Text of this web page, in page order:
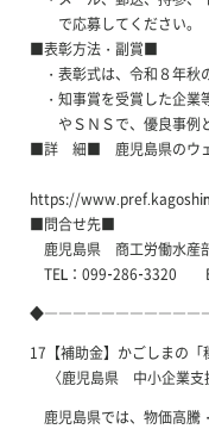
で応募してください。
■表彰方法・副賞■
・表彰式は、令和８年秋
・知事賞を受賞した企業
やＳＮＳで、優良事例と
■詳 細■ 鹿児島県のウェ
https://
■問合せ先■
鹿児島県 商工労働水産
TEL：099-286-3320
17【補助金】かごしまの「
〈鹿児島県 中小企業支
鹿児島県では、物価高騰